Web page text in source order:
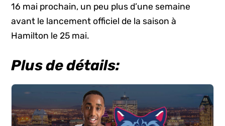
16 mai prochain, un peu plus d’une semaine
avant le lancement officiel de la saison à
Hamilton le 25 mai.
Plus de détails: